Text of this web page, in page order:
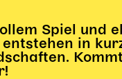
Spiel und
in